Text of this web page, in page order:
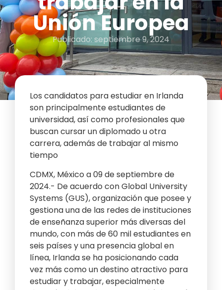
Unión Europea
Publicado: septiembre 9, 2024
Los candidatos para estudiar en Irlanda
son principalmente estudiantes de
universidad, así como profesionales que
buscan cursar un diplomado u otra
carrera, además de trabajar al mismo
tiempo
CDMX, México a 09 de septiembre de
2024.- De acuerdo con Global University
Systems (GUS), organización que posee y
gestiona una de las redes de instituciones
de enseñanza superior más diversas del
mundo, con más de 60 mil estudiantes en
seis países y una presencia global en
línea, Irlanda se ha posicionando cada
vez más como un destino atractivo para
estudiar y trabajar, especialmente